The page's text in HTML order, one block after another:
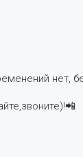
нет,